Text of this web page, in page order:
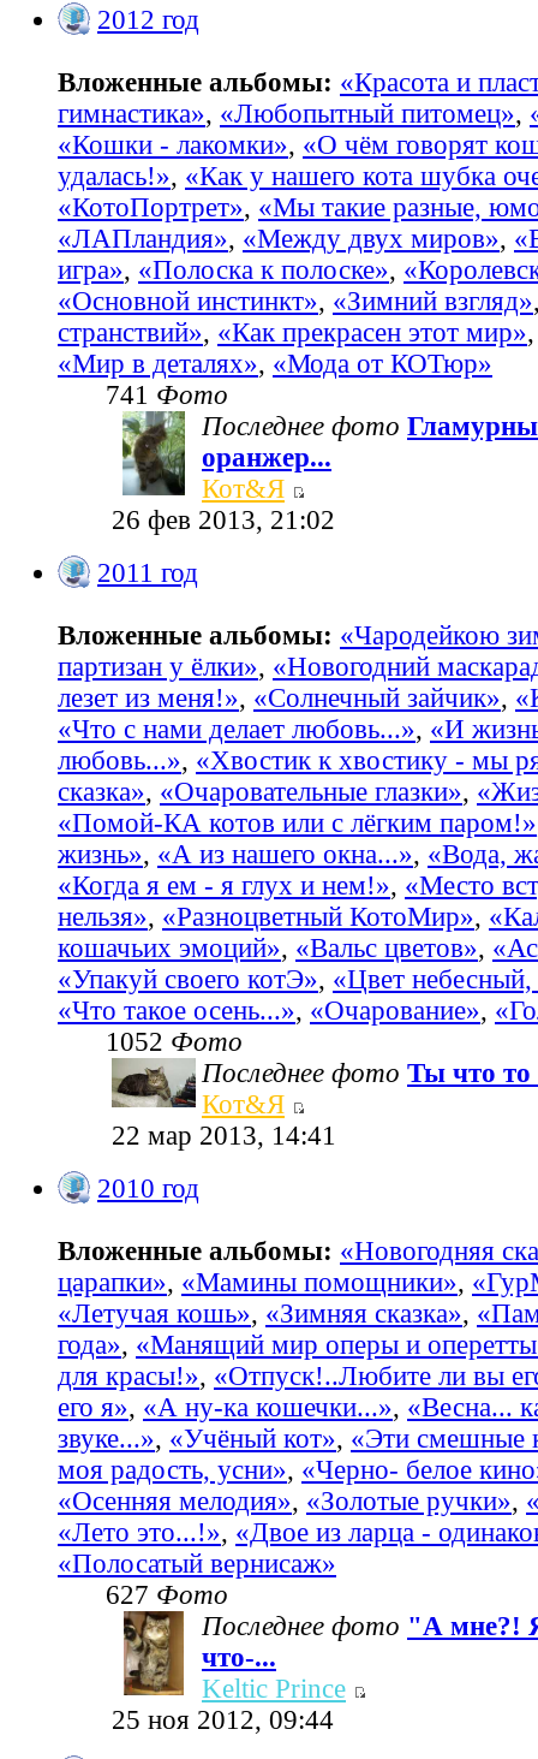
2012 год
Вложенные альбомы: «Красота и
гимнастика», «Любопытный питомец»,
«Кошки - лакомки», «О чём говорят
удалась!», «Как у нашего кота шубка
«КотоПортрет», «Мы такие разные,
«ЛАПландия», «Между двух миров»,
игра», «Полоска к полоске»,
«Основной инстинкт», «Зимний взгляд»
странствий», «Как прекрасен этот мир»
«Мир в деталях», «Мода от КОТюр»
741 Фото
Последнее фото
оранжер...
Кот&Я
26 фев 2013, 21:02
2011 год
Вложенные альбомы: «Чародейкою
партизан у ёлки», «Новогодний
лезет из меня!», «Солнечный зайчик»,
«Что с нами делает любовь...», «И
любовь...», «Хвостик к хвостику - мы
сказка», «Очаровательные глазки»,
«Помой-КА котов или с лёгким паром!»
жизнь», «А из нашего окна...», «Вода,
«Когда я ем - я глух и нем!», «Место
нельзя», «Разноцветный КотоМир»,
кошачьих эмоций», «Вальс цветов»,
«Упакуй своего котЭ», «Цвет небесный,
«Что такое осень...», «Очарование»,
1052 Фото
Последнее фото Ты что то
Кот&Я
22 мар 2013, 14:41
2010 год
Вложенные альбомы: «Новогодняя
царапки», «Мамины помощники»,
«Летучая кошь», «Зимняя сказка»,
года», «Манящий мир оперы и
для красы!», «Отпуск!..Любите ли вы
его я», «А ну-ка кошечки...», «Весна...
звуке...», «Учёный кот», «Эти смешные
моя радость, усни», «Черно- белое
«Осенняя мелодия», «Золотые ручки»,
«Лето это...!», «Двое из ларца -
«Полосатый вернисаж»
627 Фото
Последнее фото "А мне?!
что-...
Keltic Prince
25 ноя 2012, 09:44